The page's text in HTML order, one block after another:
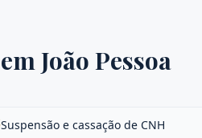
emJoão Pessoa
Suspensão e cassação de CNH